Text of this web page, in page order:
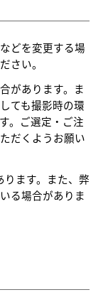
どを変更する場
さい。
があります。ま
ても撮影時の環
。ご選定・ご注
だくようお願い
ります。また、弊
る場合がありま